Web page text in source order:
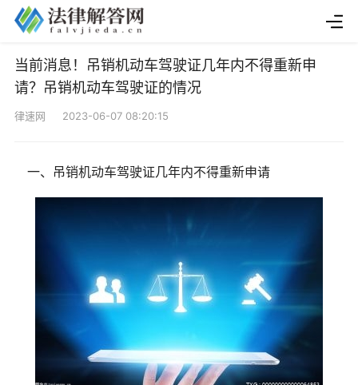
当前消息！吊销机动车驾驶证几年内不得重新申
请？吊销机动车驾驶证的情况
律速网 2023-06-07 08:20:15
一、吊销机动车驾驶证几年内不得重新申请